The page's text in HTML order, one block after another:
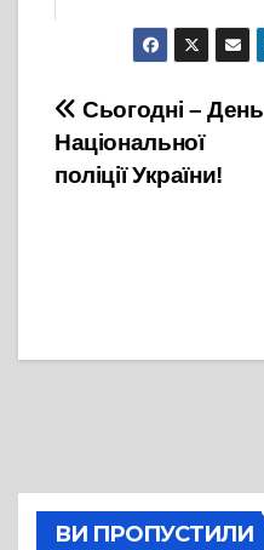
10 Серпня, 2023
Навігація
записів
Сьогодні – День
Національної
поліції України!
ВИ ПРОПУСТИЛИ